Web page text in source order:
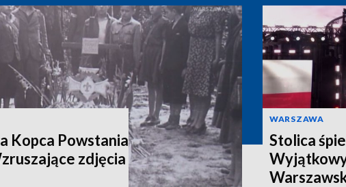
Kopca Powstania
zdjęcia
WARSZAWA
Stolica